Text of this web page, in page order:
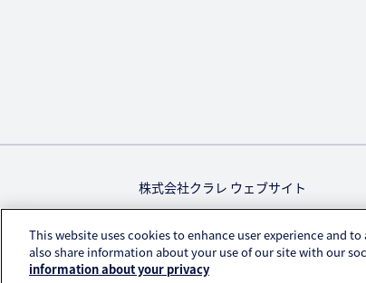
株式会社クラレ ウェブサイト
This website uses cookies to enhance user experience and
also share information about your use of our site with our
information about your privacy